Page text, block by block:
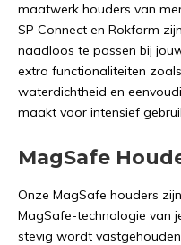
maatwerk houders van
SP Connect en Rokform
naadloos te passen bij
extra functionaliteiten
waterdichtheid en
maakt voor intensief
MagSafe
Onze MagSafe houders
MagSafe-technologie van
stevig wordt